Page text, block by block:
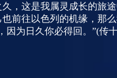
，这是我属灵成长的旅
前往以色列的机缘，那
因为日久你必得回。”(传